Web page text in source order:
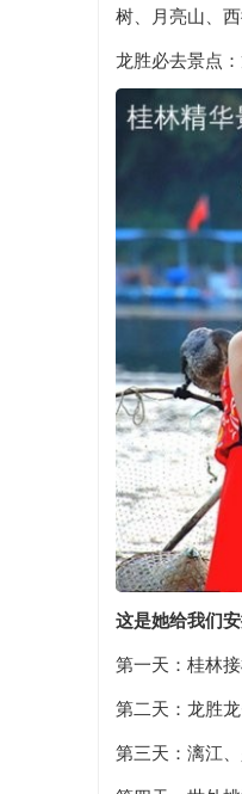
树、月亮山、
龙胜必去景点
这是她给我们
第一天：桂林
第二天：龙胜
第三天：漓江